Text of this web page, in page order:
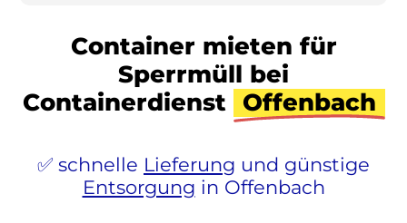
Container mieten für
Sperrmüll bei
Containerdienst Offenbach
schnelle Lieferung und günstige
Entsorgung in Offenbach